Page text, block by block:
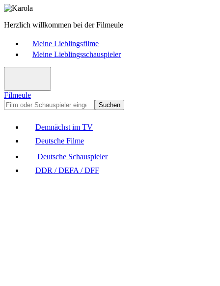
Herzlich willkommen bei der Filmeule
Meine Lieblingsfilme
Meine Lieblingsschauspieler
Filmeule
Suchen
Demnächst im TV
Deutsche Filme
Deutsche Schauspieler
DDR / DEFA / DFF